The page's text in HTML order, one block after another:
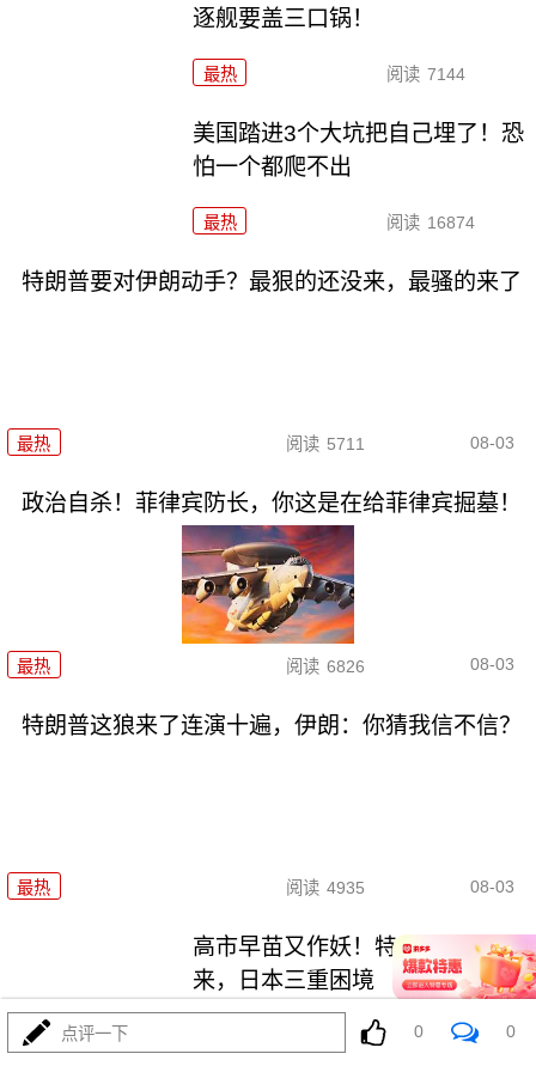
逐舰要盖三口锅！
最热 阅读 7144
美国踏进3个大坑把自己埋了！恐
怕一个都爬不出
最热 阅读 16874
特朗普要对伊朗动手？最狠的还没来，最骚的来了
最热 阅读 5711 08-03
政治自杀！菲律宾防长，你这是在给菲律宾掘墓！
最热 阅读 6826 08-03
特朗普这狼来了连演十遍，伊朗：你猜我信不信？
最热 阅读 4935 08-03
高市早苗又作妖！特高课卷土重
来，日本三重困境
阅读 4334
点评一下 0 0